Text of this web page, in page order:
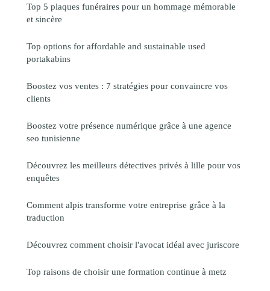
Top 5 plaques funéraires pour un hommage mémorable
et sincère
Top options for affordable and sustainable used
portakabins
Boostez vos ventes : 7 stratégies pour convaincre vos
clients
Boostez votre présence numérique grâce à une agence
seo tunisienne
Découvrez les meilleurs détectives privés à lille pour vos
enquêtes
Comment alpis transforme votre entreprise grâce à la
traduction
Découvrez comment choisir l'avocat idéal avec juriscore
Top raisons de choisir une formation continue à metz